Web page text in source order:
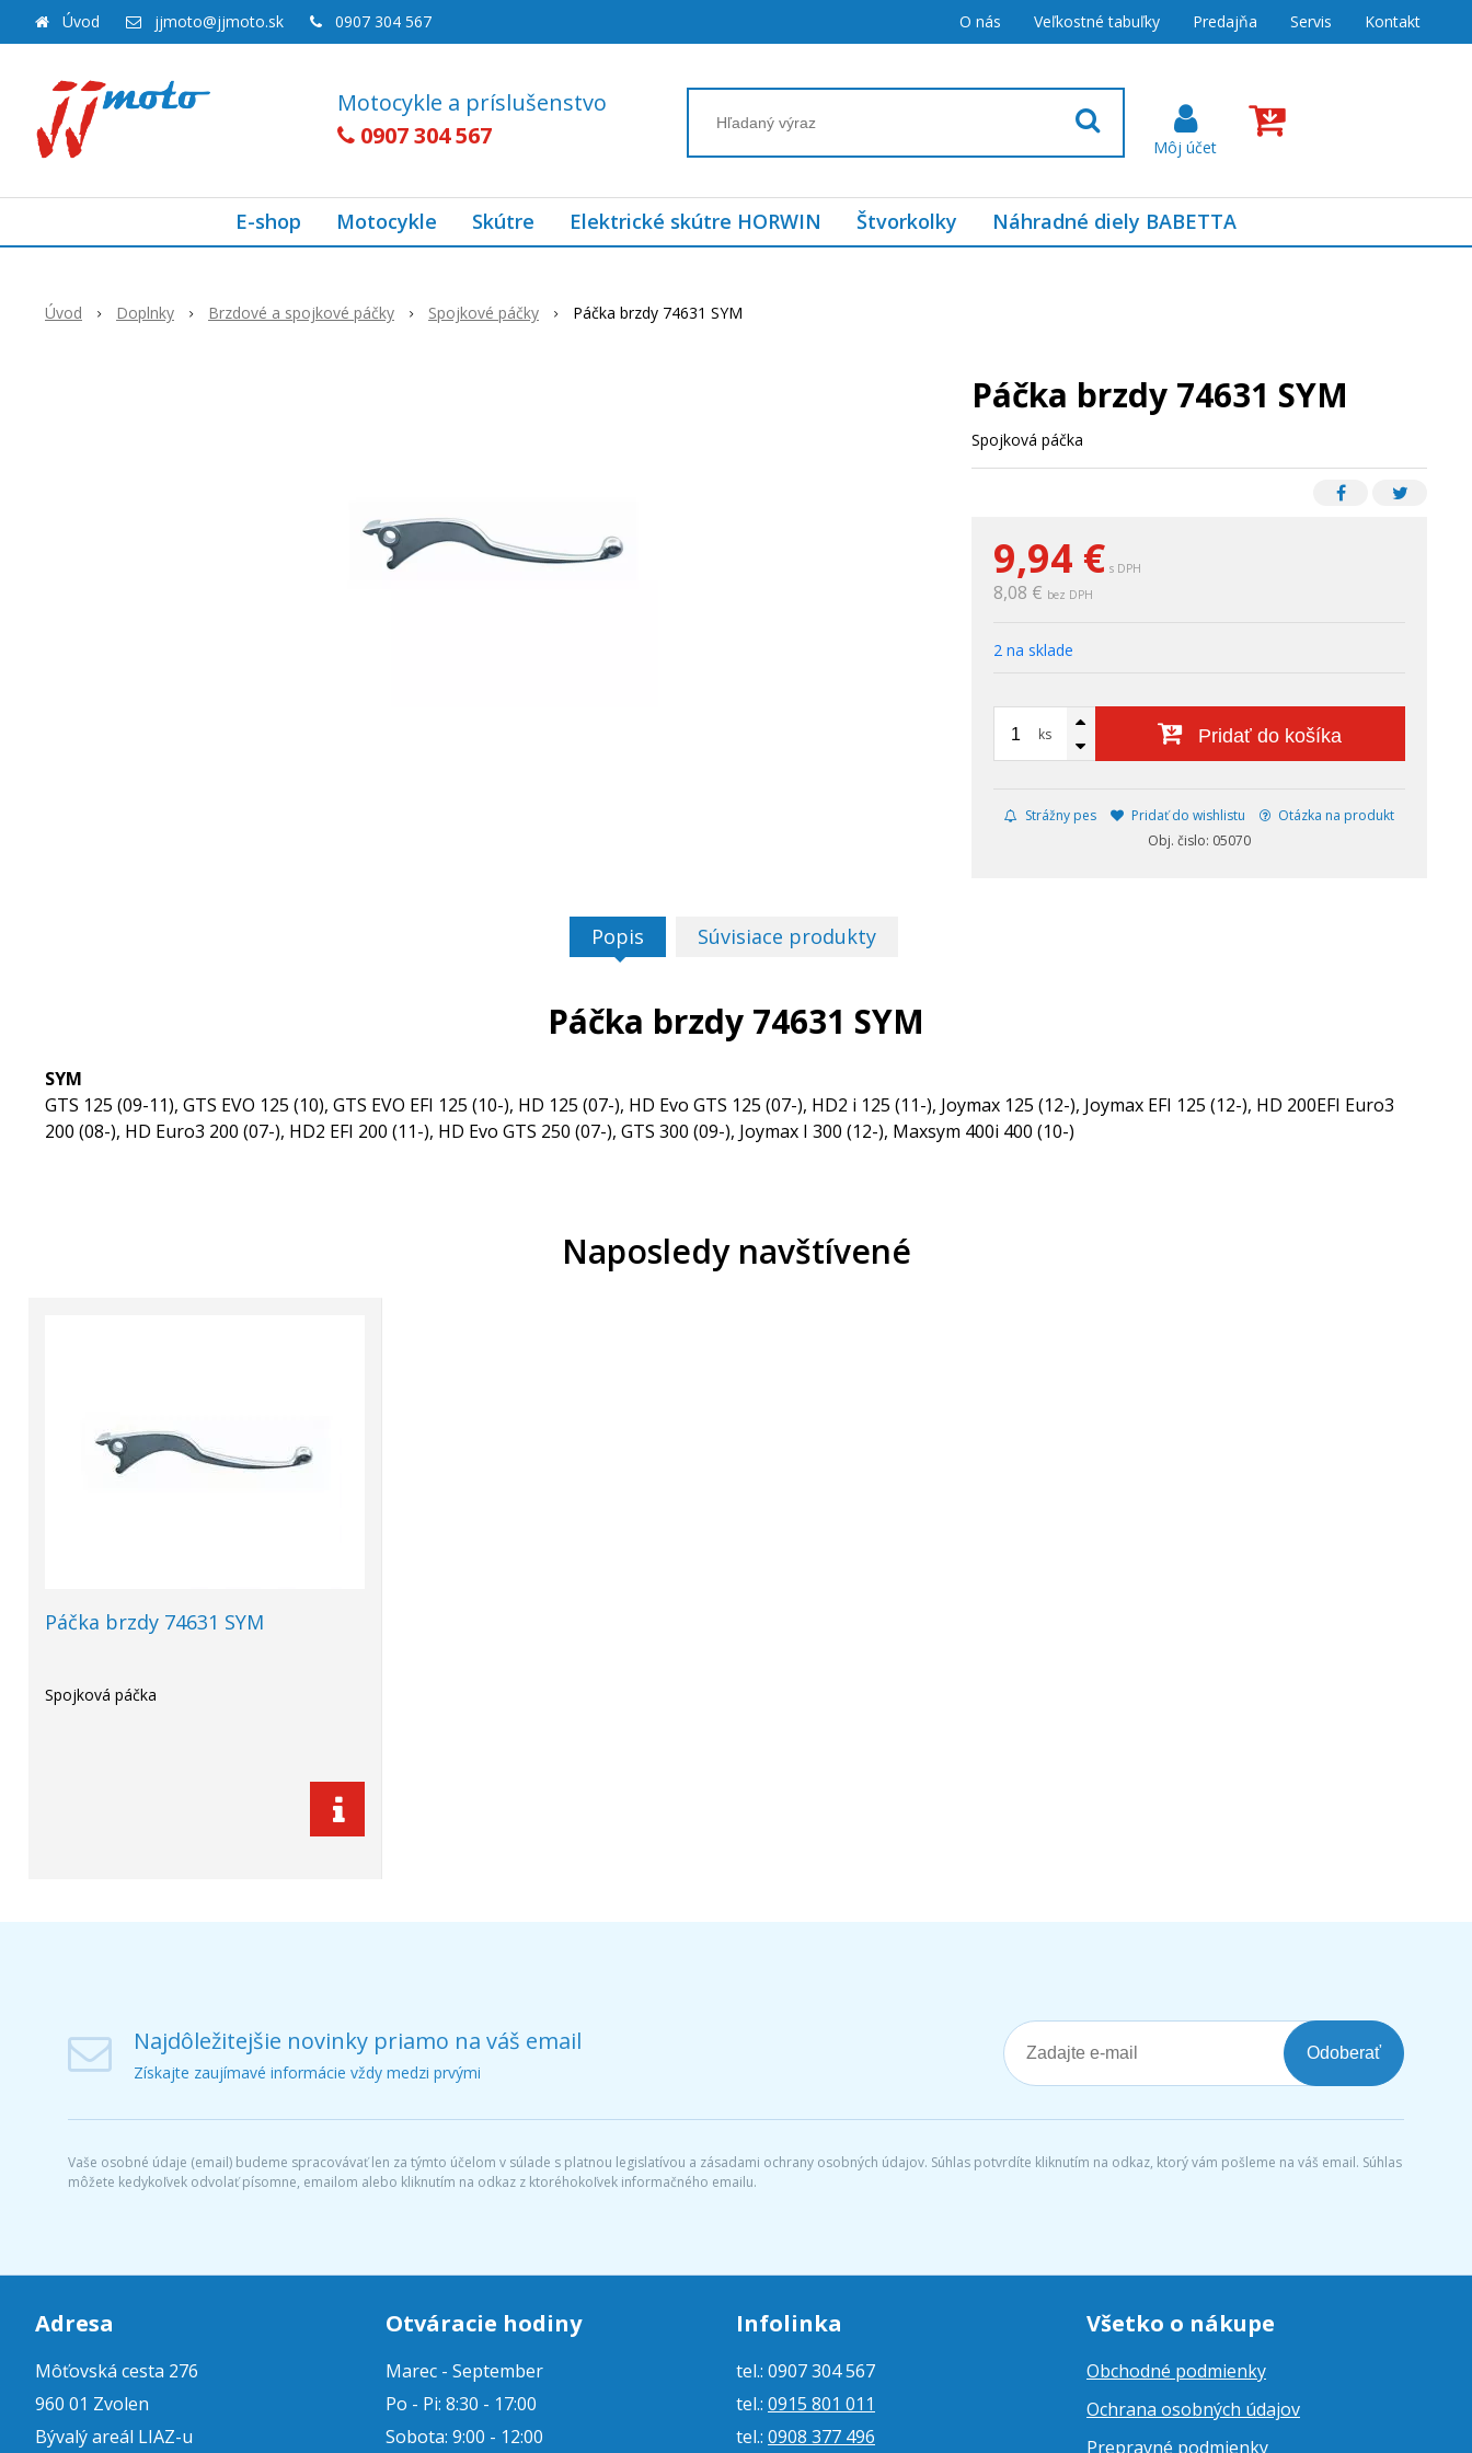
Motocykle a príslušenstvo
0907 304 567
Úvod jjmoto@jjmoto.sk 0907 304 567 O nás Veľkostné tabuľky Predajňa Servis Kontakt
E-shop Motocykle Skútre Elektrické skútre HORWIN Štvorkolky Náhradné diely BABETTA
Úvod Doplnky Brzdové a spojkové páčky Spojkové páčky Páčka brzdy 74631 SYM
9,94 € s DPH
8,08 € bez DPH
2 na sklade
ks Pridať do košíka
Strážny pes Pridať do wishlistu
Otázka na produkt
Obj. čislo: 05070
Páčka brzdy 74631 SYM
Spojková páčka
Popis Súvisiace produkty
Páčka brzdy 74631 SYM
SYM
GTS 125 (09-11), GTS EVO 125 (10), GTS EVO EFI 125 (10-), HD 125 (07-), HD Evo GTS 125 (07-), HD2 i 125 (11-), Joymax 125 (12-), Joymax EFI 125 (12-), HD 200EFI Euro3
200 (08-), HD Euro3 200 (07-), HD2 EFI 200 (11-), HD Evo GTS 250 (07-), GTS 300 (09-), Joymax I 300 (12-), Maxsym 400i 400 (10-)
Naposledy navštívené
Páčka brzdy 74631 SYM
Spojková páčka
Najdôležitejšie novinky priamo na váš email
Získajte zaujímavé informácie vždy medzi prvými
Odoberať
Vaše osobné údaje (email) budeme spracovávať len za týmto účelom v súlade s platnou legislatívou a zásadami ochrany osobných údajov. Súhlas potvrdíte kliknutím na odkaz, ktorý vám pošleme na váš email. Súhlas
môžete kedykoľvek odvolať písomne, emailom alebo kliknutím na odkaz z ktoréhokoľvek informačného emailu.
Adresa
Môťovská cesta 276
960 01 Zvolen
Bývalý areál LIAZ-u
Otváracie hodiny
Marec - September
Po - Pi: 8:30 - 17:00
Sobota: 9:00 - 12:00
Infolinka
tel.: 0907 304 567
tel.: 0915 801 011
tel.: 0908 377 496
Všetko o nákupe
Obchodné podmienky
Ochrana osobných údajov
Prepravné podmienky